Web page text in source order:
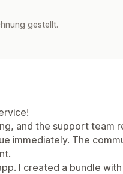
gestellt.
and the support team
immediately. The
I created a bundle